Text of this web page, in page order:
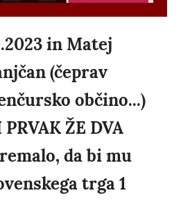
in Matej
(čeprav
občino...)
ŽE DVA
da bi mu
trga 1